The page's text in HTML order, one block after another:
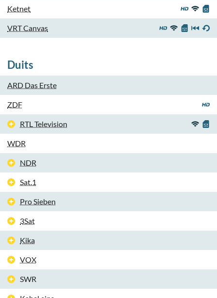
Ketnet
VRT Canvas
Duits
ARD Das Erste
ZDF
RTL Television
WDR
NDR
Sat.1
Pro Sieben
3Sat
Kika
VOX
SWR